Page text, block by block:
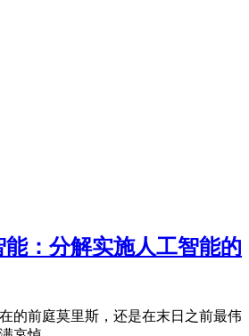
：分解实施人工智能的
的前庭莫里斯，还是在末日之前最伟